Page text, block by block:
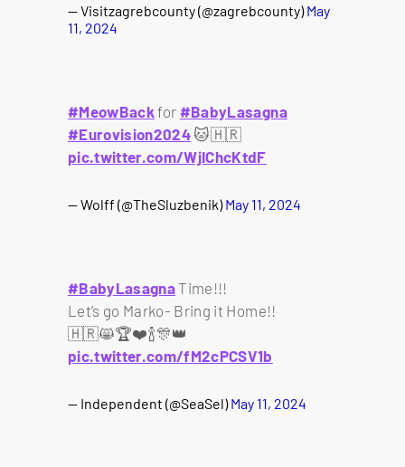
— Visitzagrebcounty (@zagrebcounty)May
11, 2024
#MeowBackfor #BabyLasagna
#Eurovision2024🐱🇭🇷
pic.twitter.com/WjIChcKtdF
— Wolff (@TheSluzbenik)May 11, 2024
#BabyLasagna Time!!!
Let’s go Marko- Bring it Home!!
🇭🇷😸🏆❤️🍾🎊👑
pic.twitter.com/fM2cPCSV1b
— Independent (@SeaSel)May 11, 2024